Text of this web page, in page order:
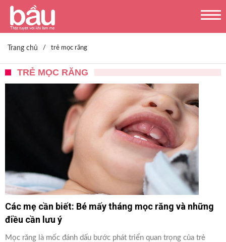
Trang chủ / trẻ mọc răng
TRẺ MỌC RĂNG
Các mẹ cần biết: Bé mấy tháng mọc răng và những
điều cần lưu ý
Mọc răng là mốc đánh dấu bước phát triển quan trọng của trẻ